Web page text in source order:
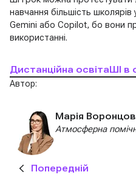
навчання більшість
Gemini або Copilot, бо вони
використанні.
Дистанційна освітаШІ в
Автор:
Марія
Атмосферна
Попередній